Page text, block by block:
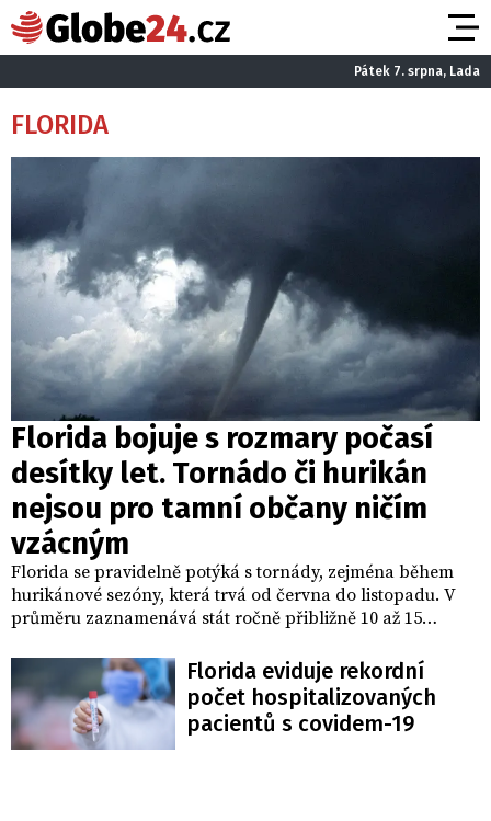
Pátek 7. srpna, Lada
FLORIDA
Florida bojuje s rozmary počasí
desítky let. Tornádo či hurikán
nejsou pro tamní občany ničím
vzácným
Florida se pravidelně potýká s tornády, zejména během
hurikánové sezóny, která trvá od června do listopadu. V
průměru zaznamenává stát ročně přibližně 10 až 15
zvýšil, což mezi obyvateli vyvolává obavy.
Florida eviduje rekordní
počet hospitalizovaných
pacientů s covidem-19